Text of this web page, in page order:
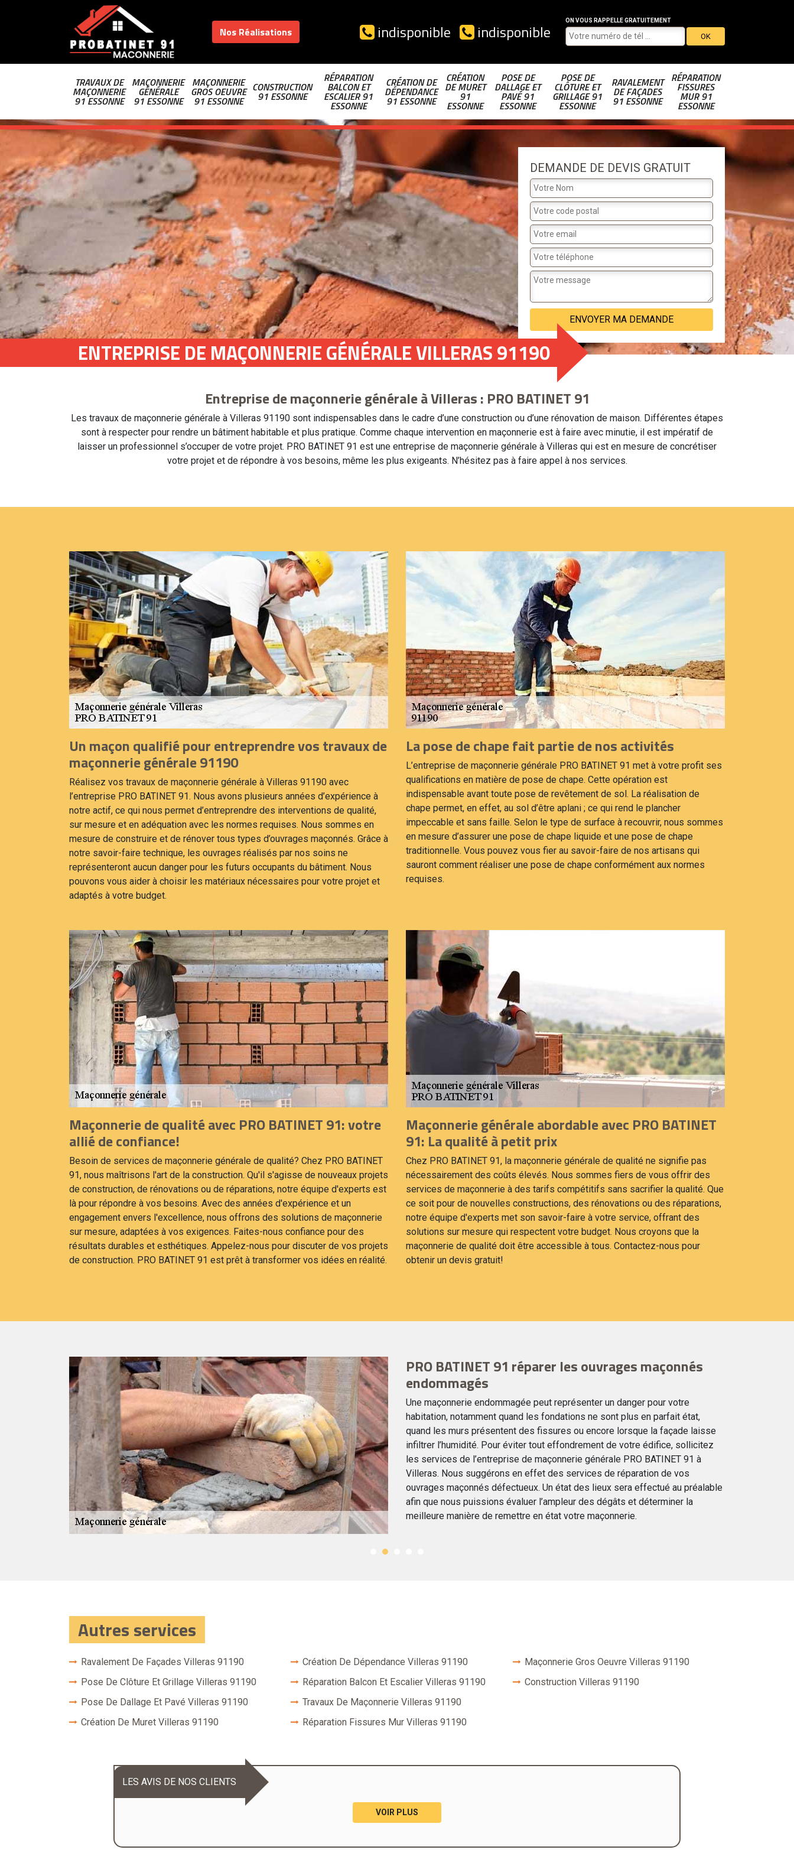
Nos Réalisations indisponible indisponible
ON VOUS RAPPELLE GRATUITEMENT
TRAVAUX DE
MAÇONNERIE
91 ESSONNE
MAÇONNERIE
GÉNÉRALE
91 ESSONNE
MAÇONNERIE
GROS OEUVRE
91 ESSONNE
CONSTRUCTION
91 ESSONNE
RÉPARATION
BALCON ET
ESCALIER 91
ESSONNE
CRÉATION DE
DÉPENDANCE
91 ESSONNE
CRÉATION
DE MURET
91
ESSONNE
POSE DE
DALLAGE ET
PAVÉ 91
ESSONNE
POSE DE
CLÔTURE ET
GRILLAGE 91
ESSONNE
RAVALEMENT
DE FAÇADES
91 ESSONNE
RÉPARATION
FISSURES
MUR 91
ESSONNE
DEMANDE DE DEVIS GRATUIT
ENTREPRISE DE MAÇONNERIE GÉNÉRALE VILLERAS 91190
Entreprise de maçonnerie générale à Villeras : PRO BATINET 91
Les travaux de maçonnerie générale à Villeras 91190 sont indispensables dans le cadre d’une construction ou d’une rénovation de maison. Différentes étapes
sont à respecter pour rendre un bâtiment habitable et plus pratique. Comme chaque intervention en maçonnerie est à faire avec minutie, il est impératif de
laisser un professionnel s’occuper de votre projet. PRO BATINET 91 est une entreprise de maçonnerie générale à Villeras qui est en mesure de concrétiser
votre projet et de répondre à vos besoins, même les plus exigeants. N’hésitez pas à faire appel à nos services.
Un maçon qualifié pour entreprendre vos travaux de
maçonnerie générale 91190
Réalisez vos travaux de maçonnerie générale à Villeras 91190 avec
l’entreprise PRO BATINET 91. Nous avons plusieurs années d’expérience à
notre actif, ce qui nous permet d’entreprendre des interventions de qualité,
sur mesure et en adéquation avec les normes requises. Nous sommes en
mesure de construire et de rénover tous types d’ouvrages maçonnés. Grâce à
notre savoir-faire technique, les ouvrages réalisés par nos soins ne
représenteront aucun danger pour les futurs occupants du bâtiment. Nous
pouvons vous aider à choisir les matériaux nécessaires pour votre projet et
adaptés à votre budget.
La pose de chape fait partie de nos activités
L’entreprise de maçonnerie générale PRO BATINET 91 met à votre profit ses
qualifications en matière de pose de chape. Cette opération est
indispensable avant toute pose de revêtement de sol. La réalisation de
chape permet, en effet, au sol d’être aplani ; ce qui rend le plancher
impeccable et sans faille. Selon le type de surface à recouvrir, nous sommes
en mesure d’assurer une pose de chape liquide et une pose de chape
traditionnelle. Vous pouvez vous fier au savoir-faire de nos artisans qui
sauront comment réaliser une pose de chape conformément aux normes
requises.
Maçonnerie de qualité avec PRO BATINET 91: votre
allié de confiance!
Besoin de services de maçonnerie générale de qualité? Chez PRO BATINET
91, nous maîtrisons l'art de la construction. Qu'il s'agisse de nouveaux projets
de construction, de rénovations ou de réparations, notre équipe d'experts est
là pour répondre à vos besoins. Avec des années d'expérience et un
engagement envers l'excellence, nous offrons des solutions de maçonnerie
sur mesure, adaptées à vos exigences. Faites-nous confiance pour des
résultats durables et esthétiques. Appelez-nous pour discuter de vos projets
de construction. PRO BATINET 91 est prêt à transformer vos idées en réalité.
Maçonnerie générale abordable avec PRO BATINET
91: La qualité à petit prix
Chez PRO BATINET 91, la maçonnerie générale de qualité ne signifie pas
nécessairement des coûts élevés. Nous sommes fiers de vous offrir des
services de maçonnerie à des tarifs compétitifs sans sacrifier la qualité. Que
ce soit pour de nouvelles constructions, des rénovations ou des réparations,
notre équipe d'experts met son savoir-faire à votre service, offrant des
solutions sur mesure qui respectent votre budget. Nous croyons que la
maçonnerie de qualité doit être accessible à tous. Contactez-nous pour
obtenir un devis gratuit!
PRO BATINET 91 réparer les ouvrages maçonnés
endommagés
Une maçonnerie endommagée peut représenter un danger pour votre
habitation, notamment quand les fondations ne sont plus en parfait état,
quand les murs présentent des fissures ou encore lorsque la façade laisse
infiltrer l’humidité. Pour éviter tout effondrement de votre édifice, sollicitez
les services de l’entreprise de maçonnerie générale PRO BATINET 91 à
Villeras. Nous suggérons en effet des services de réparation de vos
ouvrages maçonnés défectueux. Un état des lieux sera effectué au préalable
afin que nous puissions évaluer l’ampleur des dégâts et déterminer la
meilleure manière de remettre en état votre maçonnerie.
Autres services
Ravalement De Façades Villeras 91190
Pose De Clôture Et Grillage Villeras 91190
Pose De Dallage Et Pavé Villeras 91190
Création De Muret Villeras 91190
Création De Dépendance Villeras 91190
Réparation Balcon Et Escalier Villeras 91190
Travaux De Maçonnerie Villeras 91190
Réparation Fissures Mur Villeras 91190
Maçonnerie Gros Oeuvre Villeras 91190
Construction Villeras 91190
LES AVIS DE NOS CLIENTS
VOIR PLUS